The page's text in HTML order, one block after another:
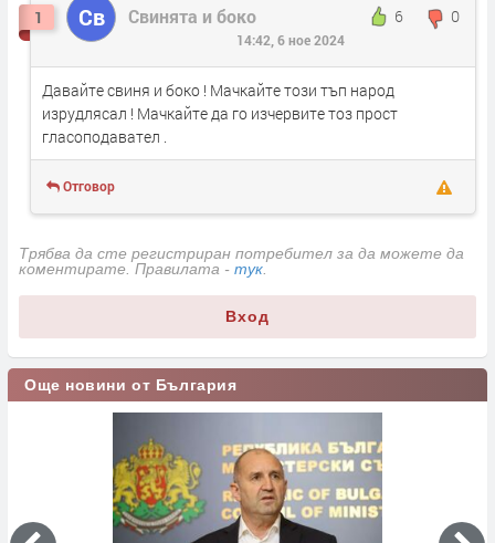
1 Св Свинята и боко 6 0
14:42, 6 ное 2024
Давайте свиня и боко ! Мачкайте този тъп народ
изрудлясал ! Мачкайте да го изчервите тоз прост
гласоподавател .
Отговор
Трябва да сте регистриран потребител за да можете да
коментирате. Правилата - тук.
Вход
Още новини от България